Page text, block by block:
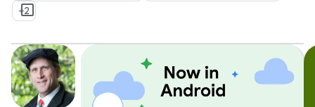
aktualizacje z 2025 r.
dotyczące tworzenia
aplikacji
adaptacyjnych
tabletów, urządzeń XR, Chromebooków
i kompatybilnych samochodów.
+2